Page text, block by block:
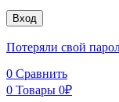
Вход
Потеряли свой
0 Сравнить
0 Товары 0₽